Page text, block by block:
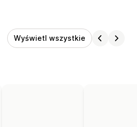
Wyświetl wszystkie